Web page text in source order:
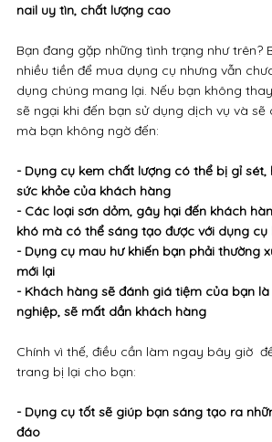
nail uy tìn, chất lượng cao
Bạn đang gặp những tình trạng như trên?
nhiều tiền để mua dụng cụ nhưng vẫn
dụng chúng mang lại. Nếu bạn không
sẽ ngại khi đến bạn sử dụng dịch vụ và sẽ
mà bạn không ngờ đến:
- Dụng cụ kem chất lượng có thể bị gỉ sét,
sức khỏe của khách hàng
- Các loại sơn dỏm, gây hại đến khách
khó mà có thể sáng tạo được với dụng cụ
- Dụng cụ mau hư khiến bạn phải thường
mới lại
- Khách hàng sẽ đánh giá tiệm của bạn
nghiệp, sẽ mất dần khách hàng
Chính vì thế, điều cần làm ngay bây giờ
trang bị lại cho bạn:
- Dụng cụ tốt sẽ giúp bạn sáng tạo ra
đáo